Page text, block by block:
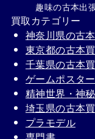
趣味の古本出
買取カテゴリー
神奈川県の古
東京都の古本
千葉県の古本
ゲームポスタ
精神世界・神秘
埼玉県の古本
プラモデル